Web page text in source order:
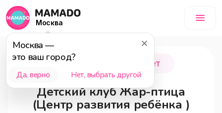
Москва
Москва —
это ваш город?
Да, верно Нет, выбрать другой
Королёв 0 - 6 лет
Детский клуб Жар-птица
(Центр развития ребёнка )